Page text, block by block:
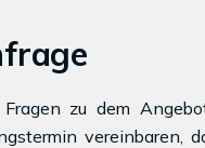
zu dem
vereinbaren,